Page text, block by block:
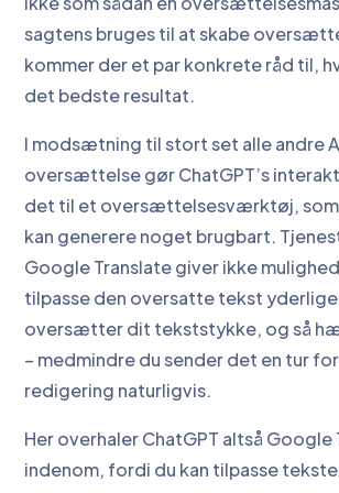
sagtens bruges til at skabe
kommer der et par konkrete råd til,
det bedste resultat.
I modsætning til stort set alle andre
oversættelse gør ChatGPT’s
det til et oversættelsesværktøj,
kan generere noget brugbart.
Google Translate giver ikke
tilpasse den oversatte tekst
oversætter dit tekststykke, og så
– medmindre du sender det en tur
redigering naturligvis.
Her overhaler ChatGPT altså Google
indenom, fordi du kan tilpasse